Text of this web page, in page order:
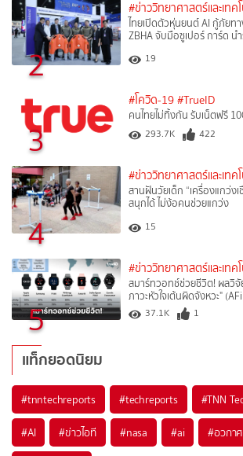
2
#ข่าววิทยาศาสตร์และเทค
ไทยเปิดตัวหุ่นยนต์ AI กู้ภัยท
ZBHA จับมือซูเปอร์ การ์ด น
19
3
#โควิด-19 #TrueID
คนไทยไม่ทิ้งกัน รับเน็ตฟรี
293.7K 422
4
#ข่าววิทยาศาสตร์และเทค
สานฝันวัยเด็ก “เครื่องแกว่ง
สนุกได้ ไม่ง้อคนช่วยแกว่ง
15
5
#ข่าววิทยาศาสตร์และเทค
สมาร์ทวอทช์ช่วยชีวิต! ผลวิ
ภาวะหัวใจเต้นผิดจังหวะ"
37.1K 1
แท็กยอดนิยม
#tnntechreports #techreports #TNN
#AI #ข่าวไอที #nasa #ai #อวกาศ